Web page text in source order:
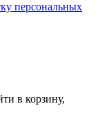
персональных
в корзину,